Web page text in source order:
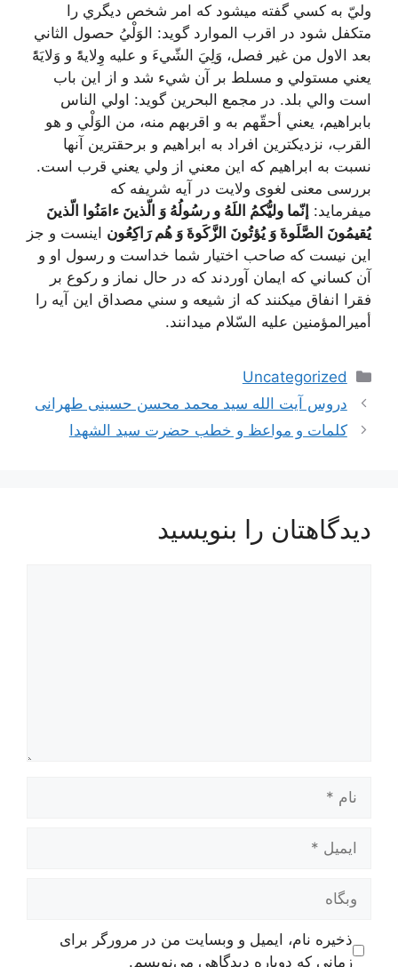
وليّ به كسي گفته ميشود كه امر شخص ديگري را
متكفل شود در اقرب الموارد گويد: الوَلْيُ حصول الثاني
بعد الاول من غير فصل، وَلِيَ الشّيءَ و عليه وِلايۀً و وَلايَۀً
يعني مستولي و مسلط بر آن شيء شد و از اين باب
است والي بلد. در مجمع البحرين گويد: اولي الناس
بابراهيم، يعني أحقّهم به و اقربهم منه، من الوَلْي و هو
القرب، نزديكترين افراد به ابراهيم و برحقترين آنها
نسبت به ابراهيم كه اين معني از ولي يعني قرب است.
بررسی معنی لغوی ولایت در آيه شریفه كه
ميفرمايد: إنّما ولیُّکمُ اللَهُ و رسُولُهُ وَ الّذینَ ءامَنُوا الّذینَ
یُقیمُونَ الصَّلَوةَ وَ یُؤتُونَ الزَّکَوةَ وَ هُم رَاکِعُون اينست و جز
اين نيست كه صاحب اختيار شما خداست و رسول او و
آن كساني كه ايمان آوردند كه در حال نماز و ركوع بر
فقرا انفاق ميكنند كه از شيعه و سني مصداق اين آيه را
أميرالمؤمنين عليه السّلام ميدانند.
دسته‌ها
Uncategorized
دروس آیت الله سید محمد محسن حسینی طهرانی
کلمات و مواعظ و خطب حضرت سید الشهدا
دیدگاهتان را بنویسید
وبگاه
ذخیره نام، ایمیل و وبسایت من در مرورگر برای
زمانی که دوباره دیدگاهی می‌نویسم.